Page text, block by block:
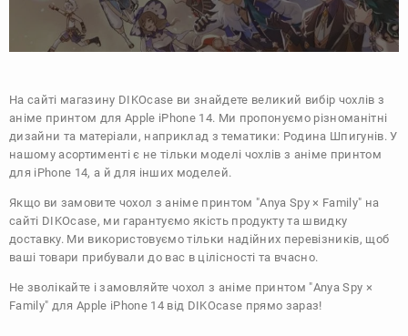
На сайті магазину DIKOcase ви знайдете великий вибір чохлів з
аніме принтом для Apple iPhone 14. Ми пропонуємо різноманітні
дизайни та матеріали, наприклад з тематики: Родина Шпигунів. У
нашому асортименті є не тільки моделі чохлів з аніме принтом
для iPhone 14, а й для інших моделей.
Якщо ви замовите чохол з аніме принтом "Anya Spy × Family" на
сайті DIKOcase, ми гарантуємо якість продукту та швидку
доставку. Ми використовуємо тільки надійних перевізників, щоб
ваші товари прибували до вас в цілісності та вчасно.
Не зволікайте і замовляйте чохол з аніме принтом "Anya Spy ×
Family" для Apple iPhone 14 від DIKOcase прямо зараз!